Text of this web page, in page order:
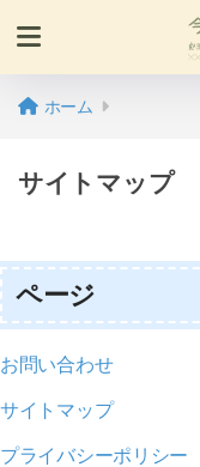
ホーム
サイトマップ
ページ
お問い合わせ
サイトマップ
プライバシーポリシー